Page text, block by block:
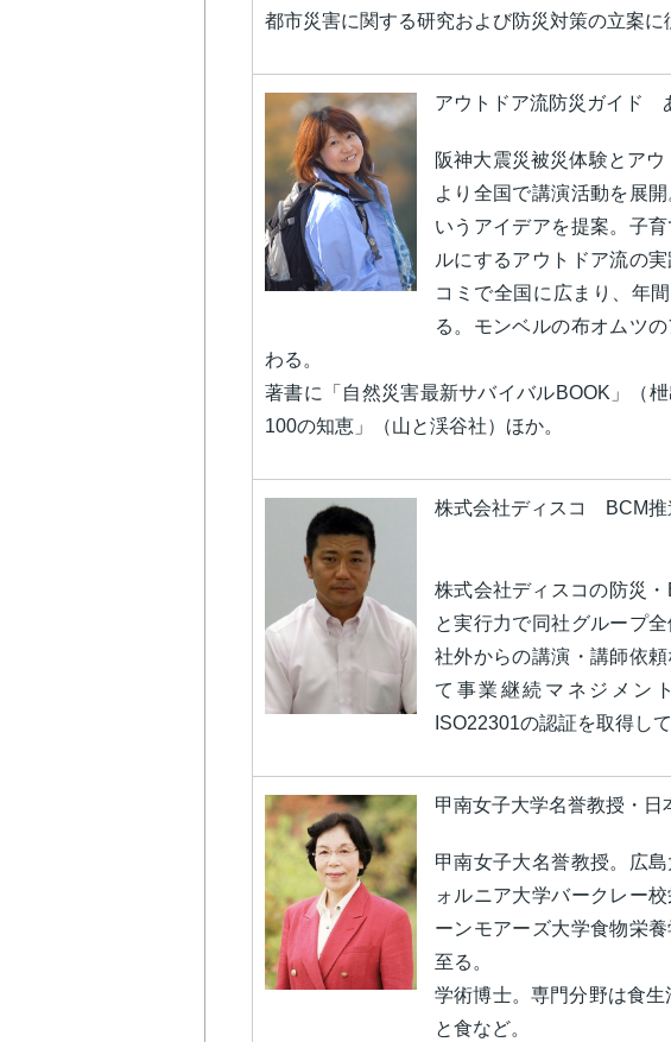
都市災害に関する研究および防災対策の立案に
アウトドア流防災ガイド
阪神大震災被災体験とア
より全国で講演活動を展
いうアイデアを提案。子
ルにするアウトドア流の
コミで全国に広まり、年
る。モンベルの布オムツ
わる。
著書に「自然災害最新サバイバルBOOK」（
100の知恵」（山と渓谷社）ほか。
株式会社ディスコ BCM
株式会社ディスコの防災
と実行力で同社グループ
社外からの講演・講師依
て事業継続マネジメン
ISO22301の認証を取得して
甲南女子大学名誉教授・
甲南女子大名誉教授。広
ォルニア大学バークレー
ーンモアーズ大学食物栄
至る。
学術博士。専門分野は食
と食など。